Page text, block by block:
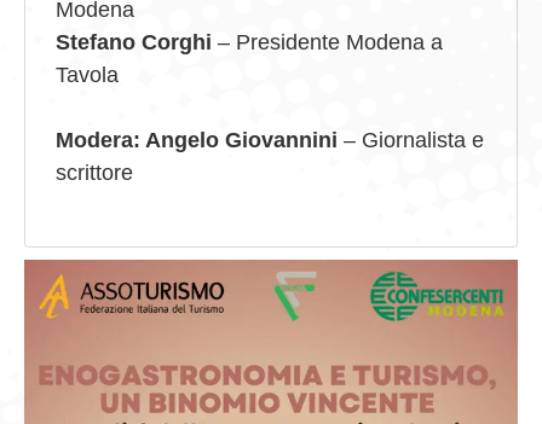
Modena
Stefano Corghi – Presidente Modena a
Tavola
Modera: Angelo Giovannini – Giornalista e
scrittore